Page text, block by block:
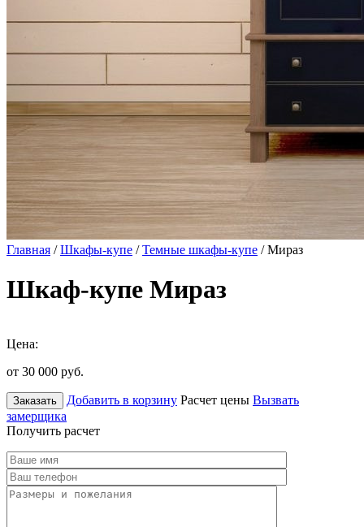
Главная /Шкафы-купе /Темные шкафы-купе / Мираз
Шкаф-купе Мираз
Цена:
от 30 000 руб.
Заказать Добавить в корзину Расчет цены Вызвать
замерщика
Получить расчет